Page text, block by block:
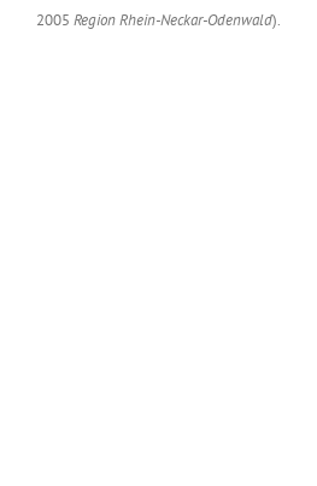
2005 Region Rhein-Neckar-Odenwald).